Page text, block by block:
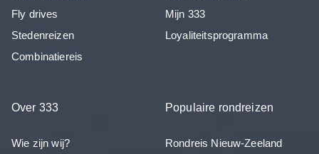
Fly drives
Stedenreizen
Combinatiereis
Mijn 333
Loyaliteitsprogramma
Over 333
Wie zijn wij?
Populaire rondreizen
Rondreis Nieuw-Zeeland